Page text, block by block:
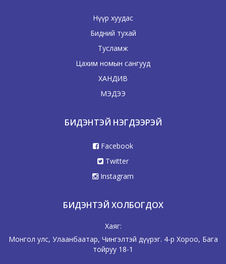
Нүүр хуудас
Бидний тухай
Тусламж
Цахим номын сангууд
ХАНДИВ
МЭДЭЭ
БИДЭНТЭЙ НЭГДЭЭРЭЙ
Facebook
Twitter
Instagram
БИДЭНТЭЙ ХОЛБОГДОХ
Хаяг:
Монгол улс, Улаанбаатар, Чингэлтэй дүүрэг. 4-р Хороо, Бага
тойруу 18-1